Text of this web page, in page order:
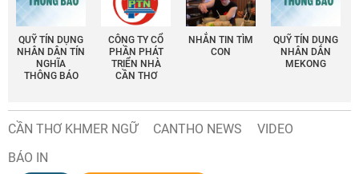
QUỸ TÍN DỤNG
NHÂN DÂN TÍN
NGHĨA
THÔNG BÁO
CÔNG TY CỔ
PHẦN PHÁT
TRIỂN NHÀ
CẦN THƠ
NHẮN TIN TÌM
CON
QUỸ TÍN DỤNG
NHÂN DÂN
MEKONG
CẦN THƠ KHMER NGỮ CANTHO NEWS
VIDEO
BÁO IN